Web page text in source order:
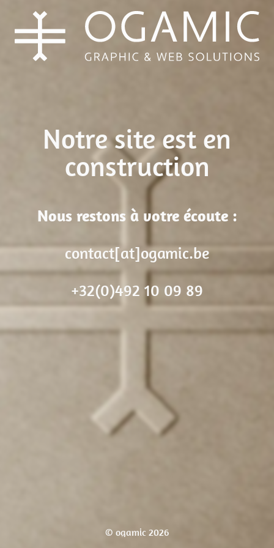
Notre site est en
construction
Nous restons à votre écoute :
contact[at]ogamic.be
+32(0)492 10 09 89
© ogamic 2026